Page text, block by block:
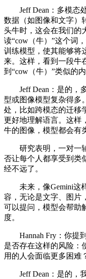
Jeff Dean：多模态处
数据（如图像和文字）
头牛时，这会在我们的
读“cow（牛）”这个词
训练模型，使其能够将
来。这样，看到一段牛
到“cow（牛）”类似的内
Jeff Dean：是的，多
型或图像模型复杂得多
处，比如跨模态的迁移
更好地理解语言。这样
牛的图像，模型都会有
研究表明，一对一辅
否让每个人都享受到类
经不远了。
未来，像Gemini这样
容，无论是文字、图片
可以提问，模型会帮助
度。
Hannah Fry：你提到
是否存在这样的风险：
用的人会面临更多困难
Jeff Dean：是的，我